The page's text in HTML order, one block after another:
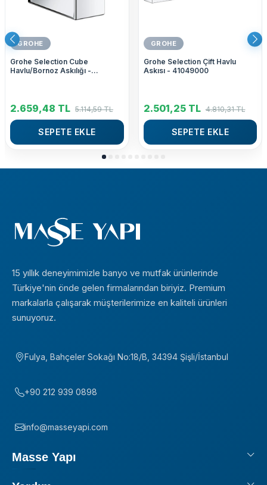
GROHE
Grohe Selection Cube
Havlu/Bornoz Askılığı -
2.659,48 TL 5.114,59TL
SEPETE EKLE
GROHE
Grohe Selection Çift Havlu
Askısı - 41049000
2.501,25TL 4.810,31TL
SEPETE EKLE
15 yıllık deneyimimizle banyo ve mutfak ürünlerinde
Türkiye'nin önde gelen firmalarından biriyiz. Premium
markalarla çalışarak müşterilerimize en kaliteli ürünleri
sunuyoruz.
Fulya, Bahçeler Sokağı No:18/B, 34394 Şişli/İstanbul
+90 212 939 0898
info@masseyapi.com
Masse Yapı